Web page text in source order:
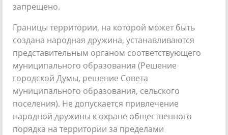
запрещено.
Границы территории, на которой может быть
создана народная дружина, устанавливаются
представительным органом соответствующего
муниципального образования (Решение
городской Думы, решение Совета
муниципального образования, сельского
поселения). Не допускается привлечение
народной дружины к охране общественного
порядка на территории за пределами